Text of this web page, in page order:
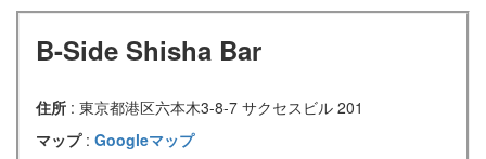
B-Side Shisha Bar
住所 : 東京都港区六本木3-8-7 サクセスビル 201
マップ : Googleマップ